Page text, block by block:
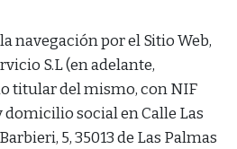
navegación por el Sitio Web,
S.L (en adelante,
titular del mismo, con NIF
social en Calle Las
5, 35013 de Las Palmas